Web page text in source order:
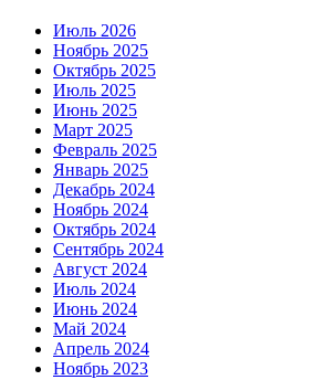
Июль 2026
Ноябрь 2025
Октябрь 2025
Июль 2025
Июнь 2025
Март 2025
Февраль 2025
Январь 2025
Декабрь 2024
Ноябрь 2024
Октябрь 2024
Сентябрь 2024
Август 2024
Июль 2024
Июнь 2024
Май 2024
Апрель 2024
Ноябрь 2023